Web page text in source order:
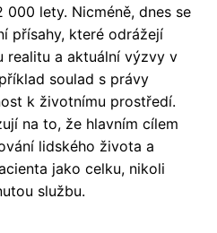
lety. Nicméně, dnes se
přísahy, které odrážejí
realitu a aktuální výzvy v
soulad s právy
k životnímu prostředí.
na to, že hlavním cílem
lidského života a
jako celku, nikoli
službu.